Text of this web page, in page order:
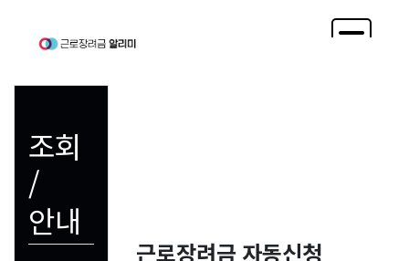
근로장려금 자동신청
조회
/
안내